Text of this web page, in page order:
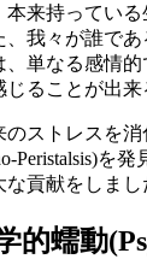
来持ってい
我々が誰で
、単なる感情
ることが出来
ストレスを
Peristalsis)を
貢献をしまし
的蠕動